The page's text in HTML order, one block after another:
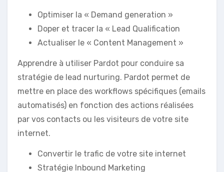
Optimiser la « Demand generation »
Doper et tracer la « Lead Qualification
Actualiser le « Content Management »
Apprendre à utiliser Pardot pour conduire sa
stratégie de lead nurturing. Pardot permet de
mettre en place des workflows spécifiques (emails
automatisés) en fonction des actions réalisées
par vos contacts ou les visiteurs de votre site
internet.
Convertir le trafic de votre site internet
Stratégie Inbound Marketing